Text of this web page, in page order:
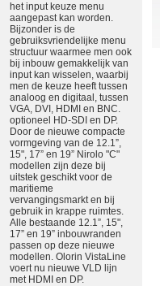
het input keuze menu
aangepast kan worden.
Bijzonder is de
gebruiksvriendelijke menu
structuur waarmee men ook
bij inbouw gemakkelijk van
input kan wisselen, waarbij
men de keuze heeft tussen
analoog en digitaal, tussen
VGA, DVI, HDMI en BNC.
optioneel HD-SDI en DP.
Door de nieuwe compacte
vormgeving van de 12.1”,
15", 17” en 19” Nirolo "C"
modellen zijn deze bij
uitstek geschikt voor de
maritieme
vervangingsmarkt en bij
gebruik in krappe ruimtes.
Alle bestaande 12.1”, 15",
17” en 19” inbouwranden
passen op deze nieuwe
modellen. Olorin VistaLine
voert nu nieuwe VLD lijn
met HDMI en DP.